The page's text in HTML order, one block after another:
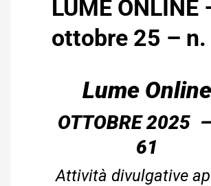
LUME ONLINE
ottobre 25 – n.
Lume Online
OTTOBRE 2025
61
Attività divulgative